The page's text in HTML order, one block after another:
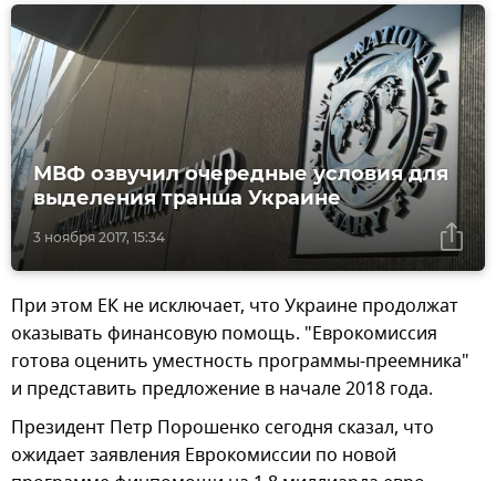
3 ноября 2017, 15:34
МВФ озвучил очередные условия для
выделения транша Украине
При этом ЕК не исключает, что Украине продолжат
оказывать финансовую помощь. "Еврокомиссия
готова оценить уместность программы-преемника"
и представить предложение в начале 2018 года.
Президент Петр Порошенко сегодня сказал, что
ожидает заявления Еврокомиссии по новой